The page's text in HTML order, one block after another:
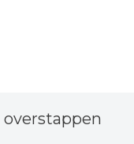
overstappen